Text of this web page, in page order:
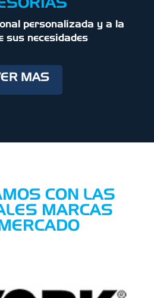
personalizada y a la
sus necesidades
MAS
CON LAS
MARCAS